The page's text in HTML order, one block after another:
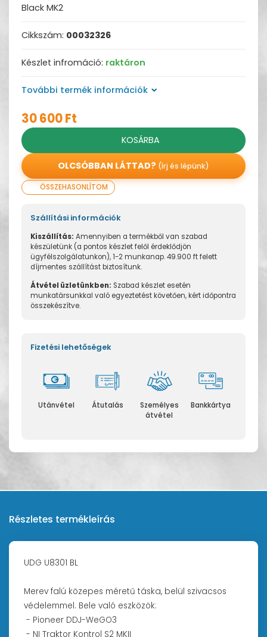
Black MK2
Cikkszám: 00032326
Készlet infromáció: raktáron
További termék információk
30 600 Ft
KOSÁRBA
OLCSÓBBAN LÁTTAD? (írj és lépünk)
ÖSSZEHASONLÍTOM
Szállítási információk
Kiszállítás: Amennyiben a termékből van szabad
készületünk (a pontos készlet felől érdeklődjön
ügyfélszolgálatunkon), 1-2 munkanap. 49.900 ft felett
díjmentes szállítást biztosítunk.
Átvétel üzletünkben: Szabad készlet esetén
munkatársunkkal való egyeztetést követően, kért időpontra
összekészítve.
Fizetési lehetőségek
Utánvétel Átutalás
Személyes
átvétel
Bankkártya
Részletes termékleírás
UDG U8301 BL
Merev falú közepes méretű táska, belül szivacsos
védelemmel. Bele való eszközök:
- Pioneer DDJ-WeGO3
- NI Traktor Kontrol S2 MKII